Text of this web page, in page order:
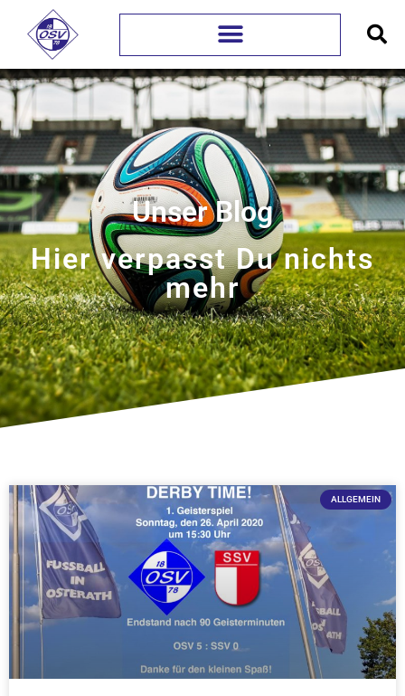
Unser Blog
Hier verpasst Du nichts
mehr
ALLGEMEIN